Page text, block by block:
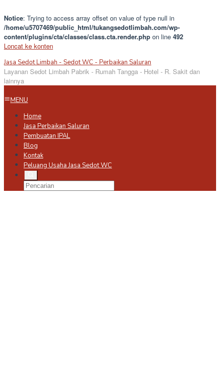
Notice: Trying to access array offset on value of type null in
/home/u5707469/public_html/tukangsedotlimbah.com/wp-
content/plugins/cta/classes/class.cta.render.php on line 492
Loncat ke konten
Jasa Sedot Limbah - Sedot WC - Perbaikan Saluran
Layanan Sedot Limbah Pabrik - Rumah Tangga - Hotel - R. Sakit dan
lainnya
MENU
Home
Jasa Perbaikan Saluran
Pembuatan IPAL
Blog
Kontak
Peluang Usaha Jasa Sedot WC